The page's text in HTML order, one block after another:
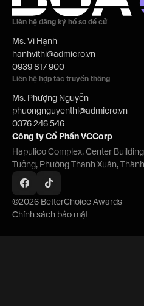
Liên hệ đăng ký hồ sơ đề cử
Ms. Vi Hạnh
hanhvithi@admicro.vn
0939 817 900
Liên hệ hợp tác truyền thông
Ms. Phượng Nguyễn
phuongnguyenthi@admicro.vn
0376 246 546
Công ty Cổ Phần VCCorp
Hapulico Complex, Center
Tưởng, Phường Thanh Xuân,
©2026 BetterChoice Awards
Chính sách bảo mật